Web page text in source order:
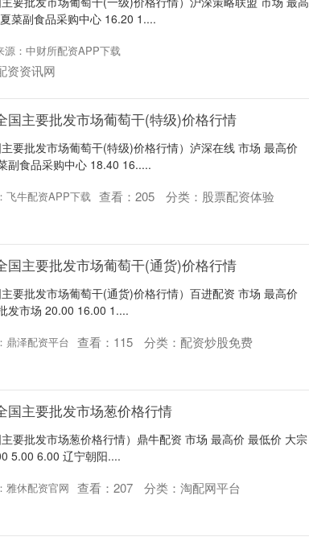
菜副食品采购中心 16.20 1....
源：中财所配资APP下载
资资讯网
国主要批发市场葡萄干(特级)价格行情
要批发市场葡萄干(特级)价格行情）泸深在线 市场 最高价
副食品采购中心 18.40 16.....
飞牛配资APP下载 查看： 205 分类： 股票配资体验
国主要批发市场葡萄干(通货)价格行情
要批发市场葡萄干(通货)价格行情）百进配资 市场 最高价
发市场 20.00 16.00 1....
鼎泽配资平台 查看： 115 分类： 配资炒股免费
国主要批发市场葱价格行情
要批发市场葱价格行情）鼎牛配资 市场 最高价 最低价 大宗
5.00 6.00 辽宁朝阳....
雅休配资官网 查看： 207 分类： 淘配网平台